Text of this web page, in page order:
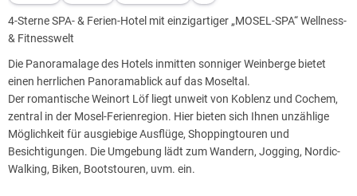
4-Sterne SPA- & Ferien-Hotel mit einzigartiger „MOSEL-SPA“ Wellness-
& Fitnesswelt
Die Panoramalage des Hotels inmitten sonniger Weinberge bietet
einen herrlichen Panoramablick auf das Moseltal.
Der romantische Weinort Löf liegt unweit von Koblenz und Cochem,
zentral in der Mosel-Ferienregion. Hier bieten sich Ihnen unzählige
Möglichkeit für ausgiebige Ausflüge, Shoppingtouren und
Besichtigungen. Die Umgebung lädt zum Wandern, Jogging, Nordic-
Walking, Biken, Bootstouren, uvm. ein.